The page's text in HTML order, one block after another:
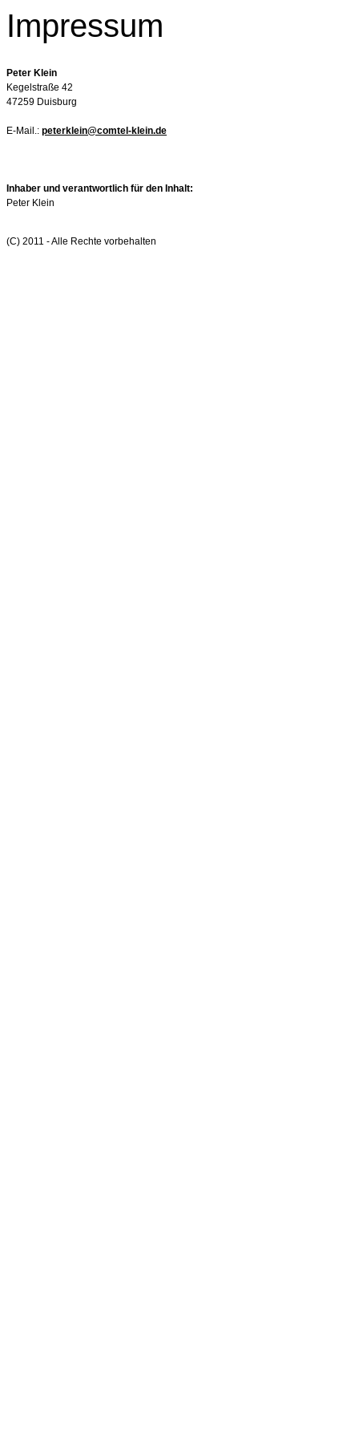
Impressum
Peter Klein
Kegelstraße 42
47259 Duisburg
E-Mail.: peterklein@comtel-klein.de
Inhaber und verantwortlich für den Inhalt:
Peter Klein
(C) 2011 - Alle Rechte vorbehalten